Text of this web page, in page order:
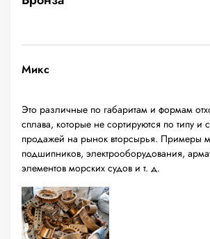
Микс
Это различные по габаритам и формам
сплава, которые не сортируются по типу и
продажей на рынок вторсырья. Примеры
подшипников, электрооборудования,
элементов морских судов и т. д.